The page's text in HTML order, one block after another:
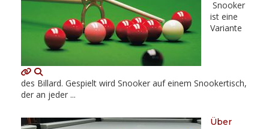
Snooker
ist eine
Variante
des Billard. Gespielt wird Snooker auf einem Snookertisch,
der an jeder ...
Über